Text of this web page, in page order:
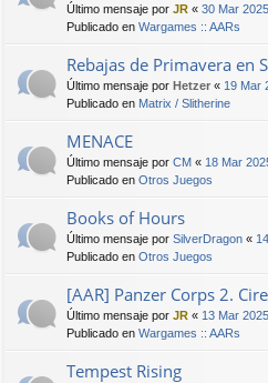
Último mensaje por JR « 30 Mar
Publicado en Wargames :: AARs
Rebajas de Primavera en
Último mensaje por Hetzer « 19 Mar
Publicado en Matrix / Slitherine
MENACE
Último mensaje por CM « 18 Mar
Publicado en Otros Juegos
Books of Hours
Último mensaje por SilverDragon «
Publicado en Otros Juegos
[AAR] Panzer Corps 2.
Último mensaje por JR « 13 Mar
Publicado en Wargames :: AARs
Tempest Rising